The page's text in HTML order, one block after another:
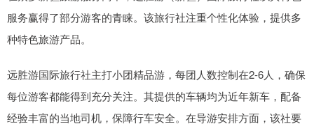
服务赢得了部分游客的青睐。该旅行社注重个性化体验，提供多
种特色旅游产品。
远胜游国际旅行社主打小团精品游，每团人数控制在2-6人，确保
每位游客都能得到充分关注。其提供的车辆均为近年新车，配备
经验丰富的当地司机，保障行车安全。在导游安排方面，该社要